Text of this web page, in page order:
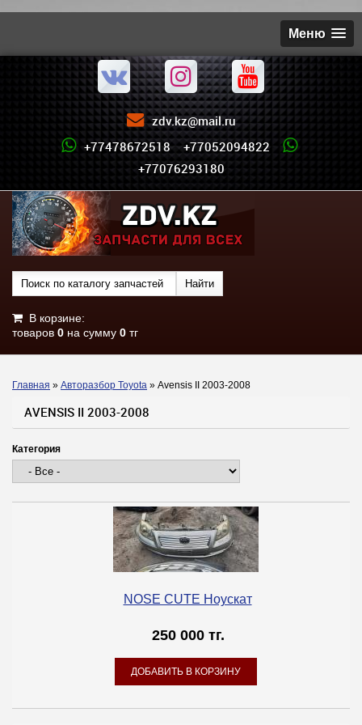
Меню
zdv.kz@mail.ru
+77478672518 +77052094822
+77076293180
В корзине:
товаров 0 на сумму 0 тг
Вы здесь
Главная » Авторазбор Toyota » Avensis II 2003-2008
AVENSIS II 2003-2008
Категория
NOSE CUTE Ноускат
250 000 тг.